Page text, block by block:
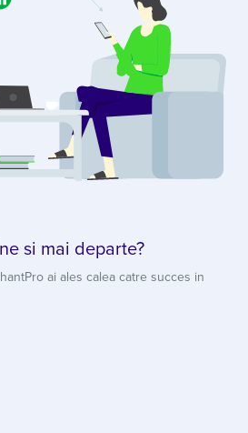
si mai departe?
ai ales calea catre succes in